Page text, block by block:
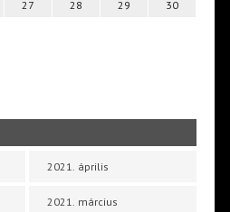
27 28 29
30
2021. április
2021. március